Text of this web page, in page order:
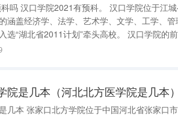
市，是一所经国
涵盖经济学、法学、艺术学、文学、工学、
划”牵头高校。 汉口学院的前身为创办于2000年9月的华中师
的四所独立学院之一。 2011年，经湖北省人民政府申报、教育
院是几本（河北北方医学院是几本）
几本 张家口北方学院位于中国河北省张家口